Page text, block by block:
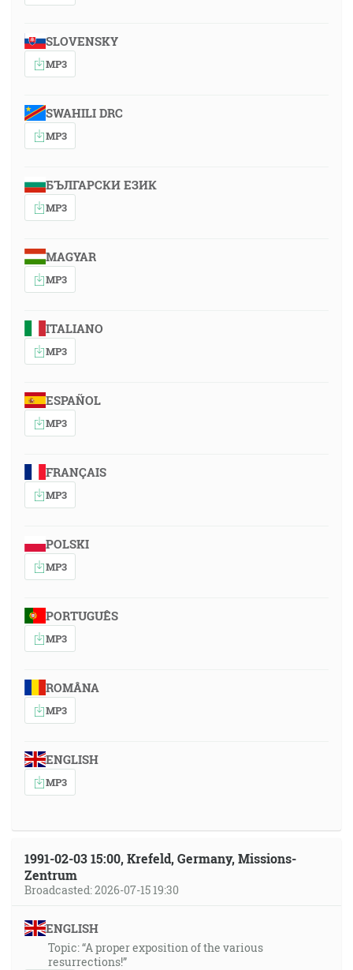
SLOVENSKY
MP3
SWAHILI DRC
MP3
БЪЛГАРСКИ ЕЗИК
MP3
MAGYAR
MP3
ITALIANO
MP3
ESPAÑOL
MP3
FRANÇAIS
MP3
POLSKI
MP3
PORTUGUÊS
MP3
ROMÂNA
MP3
ENGLISH
MP3
1991-02-03 15:00, Krefeld, Germany, Missions-
Zentrum
Broadcasted: 2026-07-15 19:30
ENGLISH
Topic: “A proper exposition of the various
resurrections!”